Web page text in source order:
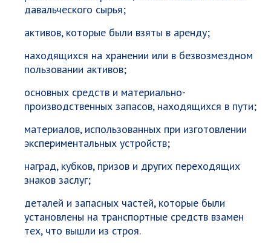
давальческого сырья;
активов, которые были взяты в аренду;
находящихся на хранении или в безвозмездном
пользовании активов;
основных средств и материально-
производственных запасов, находящихся в пути;
материалов, использованных при изготовлении
экспериментальных устройств;
наград, кубков, призов и других переходящих
знаков заслуг;
деталей и запасных частей, которые были
установлены на транспортные средств взамен
тех, что вышли из строя.